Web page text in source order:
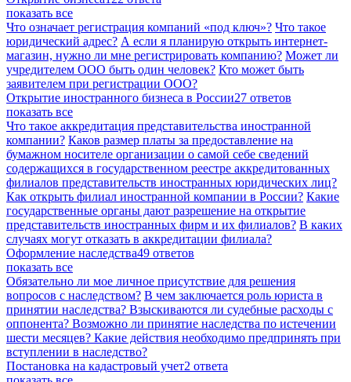
показать все
Что означает регистрация компаний «под ключ»? Что такое
юридический адрес? А если я планирую открыть интернет-
магазин, нужно ли мне регистрировать компанию? Может ли
учредителем ООО быть один человек? Кто может быть
заявителем при регистрации ООО?
Открытие иностранного бизнеса в России27 ответов
показать все
Что такое аккредитация представительства иностранной
компании? Каков размер платы за предоставление на
бумажном носителе организации о самой себе сведений
содержащихся в государственном реестре аккредитованных
филиалов представительств иностранных юридических лиц?
Как открыть филиал иностранной компании в России? Какие
государственные органы дают разрешение на открытие
представительств иностранных фирм и их филиалов? В каких
случаях могут отказать в аккредитации филиала?
Оформление наследства49 ответов
показать все
Обязательно ли мое личное присутствие для решения
вопросов с наследством? В чем заключается роль юриста в
принятии наследства? Взыскиваются ли судебные расходы с
оппонента? Возможно ли принятие наследства по истечении
шести месяцев? Какие действия необходимо предпринять при
вступлении в наследство?
Постановка на кадастровый учет2 ответа